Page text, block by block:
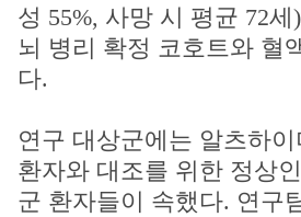
성 55%, 사망 시 평균 72
뇌 병리 확정 코호트와 혈
다.
연구 대상군에는 알츠하
환자와 대조를 위한 정상
군 환자들이 속했다. 연구